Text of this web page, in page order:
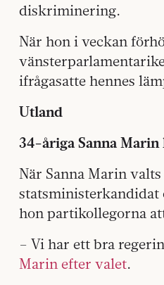
diskriminering.
När hon i veckan
ifrågasatte hennes
Utland
34-åriga Sanna
När Sanna Marin
statsministerkandidat
hon partikollegorna
– Vi har ett bra
Marin efter valet.